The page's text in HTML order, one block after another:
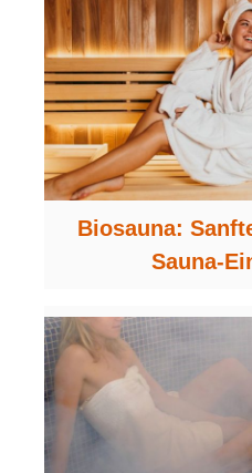
Biosauna:
Sauna-